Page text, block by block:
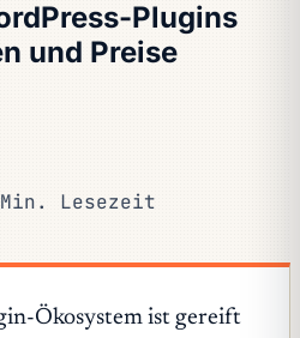
Plugins
und Preise
Lesezeit
Ökosystem ist gereift